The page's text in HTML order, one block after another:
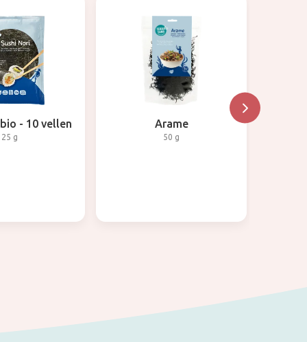
- 10 vellen
25 g
Arame
50 g